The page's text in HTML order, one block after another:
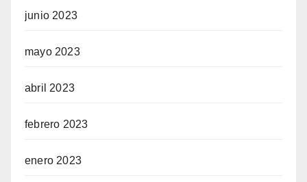
junio 2023
mayo 2023
abril 2023
febrero 2023
enero 2023